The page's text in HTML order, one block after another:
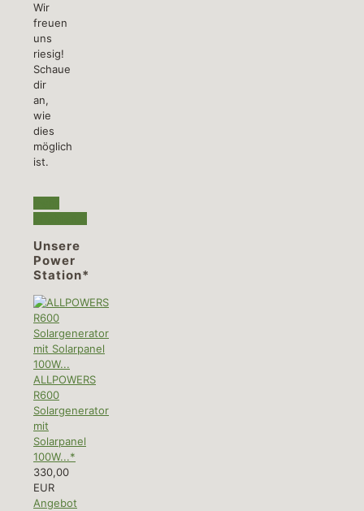
Wir
freuen
uns
riesig!
Schaue
dir
an,
wie
dies
möglich
ist.
Unsere
Power
Station*
ALLPOWERS
R600
Solargenerator
mit
Solarpanel
100W...*
330,00
EUR
Angebot